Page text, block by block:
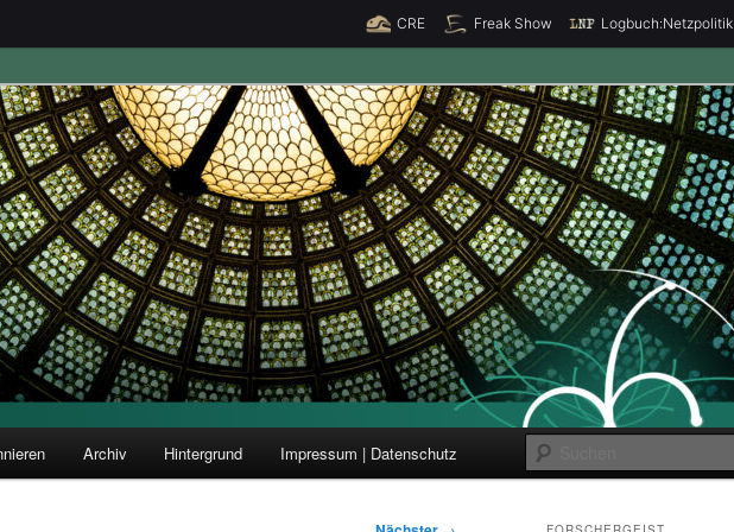
CRE Freak Show Logbuch:Netzpolitik
und Forschung
Archiv Hintergrund Impressum | Datenschutz